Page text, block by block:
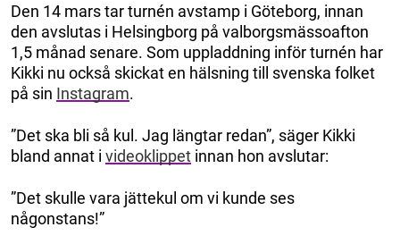
Den 14 mars tar turnén avstamp i Göteborg, innan
den avslutas i Helsingborg på valborgsmässoafton
1,5 månad senare. Som uppladdning inför turnén har
Kikki nu också skickat en hälsning till svenska folket
på sin Instagram.
”Det ska bli så kul. Jag längtar redan”, säger Kikki
bland annat i videoklippet innan hon avslutar:
”Det skulle vara jättekul om vi kunde ses
någonstans!”